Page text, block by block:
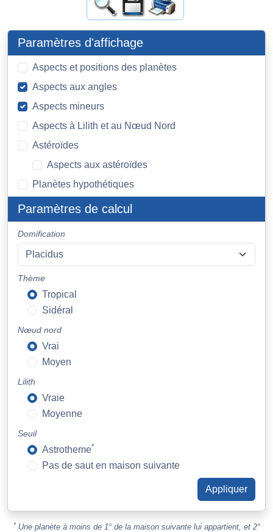
Paramètres d'affichage
Aspects et positions des planètes
Aspects aux angles
Aspects mineurs
Aspects à Lilith et au Nœud Nord
Astéroïdes
Aspects aux astéroïdes
Planètes hypothétiques
Paramètres de calcul
Domification
Thème
Tropical
Sidéral
Nœud nord
Vrai
Moyen
Lilith
Vraie
Moyenne
Seuil
Astrotheme*
Pas de saut en maison suivante
*Une planète à moins de 1° de la maison suivante lui appartient, et 2°